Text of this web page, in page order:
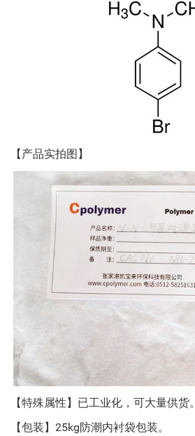
【产品实拍图】
【特殊属性】已工业化，可大量供货。
【包装】25kg防潮内衬袋包装。